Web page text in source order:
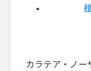
カラテア・ノ